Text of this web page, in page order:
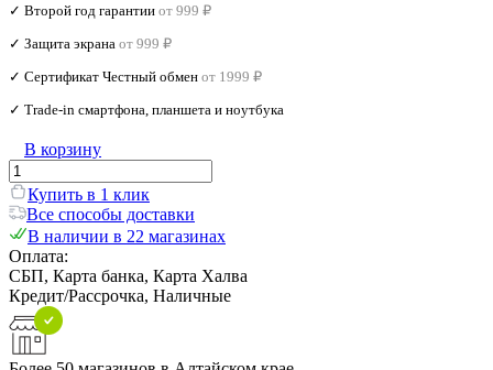
✓ Второй год гарантии от 999 ₽
✓ Защита экрана от 999 ₽
✓ Сертификат Честный обмен от 1999 ₽
✓ Trade‑in смартфона, планшета и ноутбука
В корзину
Купить в 1 клик
Все способы доставки
В наличии в 22 магазинах
Оплата:
СБП, Карта банка, Карта Халва
Кредит/Рассрочка, Наличные